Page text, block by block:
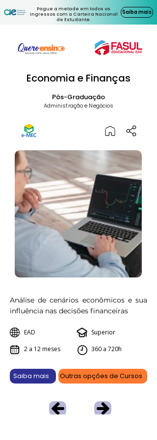
Pague a metade em todos os
ingressos com a Carteira Nacional
de Estudante.
Saiba mais
Economia e Finanças
Pós-Graduação
Administração e Negócios
Análise de cenários econômicos e sua
influência nas decisões financeiras
EAD
2 a 12 meses
Superior
360 a 720h
Saiba mais Outras opções de Cursos